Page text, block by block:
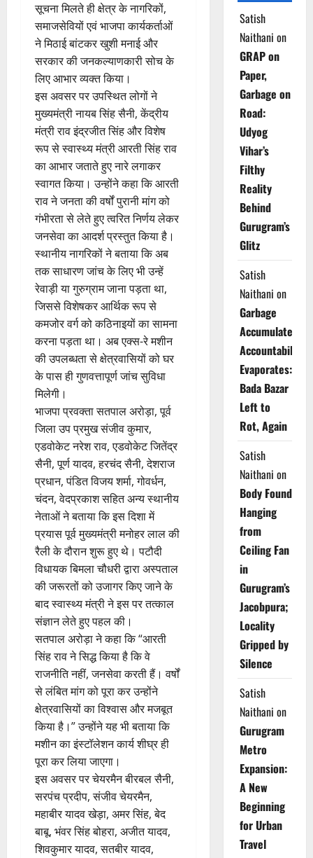
सूचना मिलते ही क्षेत्र के नागरिकों,
समाजसेवियों एवं भाजपा कार्यकर्ताओं
ने मिठाई बांटकर खुशी मनाई और
सरकार की जनकल्याणकारी सोच के
लिए आभार व्यक्त किया।
इस अवसर पर उपस्थित लोगों ने
मुख्यमंत्री नायब सिंह सैनी, केंद्रीय
मंत्री राव इंद्रजीत सिंह और विशेष
रूप से स्वास्थ्य मंत्री आरती सिंह राव
का आभार जताते हुए नारे लगाकर
स्वागत किया। उन्होंने कहा कि आरती
राव ने जनता की वर्षों पुरानी मांग को
गंभीरता से लेते हुए त्वरित निर्णय लेकर
जनसेवा का आदर्श प्रस्तुत किया है।
स्थानीय नागरिकों ने बताया कि अब
तक साधारण जांच के लिए भी उन्हें
रेवाड़ी या गुरुग्राम जाना पड़ता था,
जिससे विशेषकर आर्थिक रूप से
कमजोर वर्ग को कठिनाइयों का सामना
करना पड़ता था। अब एक्स-रे मशीन
की उपलब्धता से क्षेत्रवासियों को घर
के पास ही गुणवत्तापूर्ण जांच सुविधा
मिलेगी।
भाजपा प्रवक्ता सतपाल अरोड़ा, पूर्व
जिला उप प्रमुख संजीव कुमार,
एडवोकेट नरेश राव, एडवोकेट जितेंद्र
सैनी, पूर्ण यादव, हरचंद सैनी, देशराज
प्रधान, पंडित विजय शर्मा, गोवर्धन,
चंदन, वेदप्रकाश सहित अन्य स्थानीय
नेताओं ने बताया कि इस दिशा में
प्रयास पूर्व मुख्यमंत्री मनोहर लाल की
रैली के दौरान शुरू हुए थे। पटौदी
विधायक बिमला चौधरी द्वारा अस्पताल
की जरूरतों को उजागर किए जाने के
बाद स्वास्थ्य मंत्री ने इस पर तत्काल
संज्ञान लेते हुए पहल की।
सतपाल अरोड़ा ने कहा कि “आरती
सिंह राव ने सिद्ध किया है कि वे
राजनीति नहीं, जनसेवा करती हैं। वर्षों
से लंबित मांग को पूरा कर उन्होंने
क्षेत्रवासियों का विश्वास और मजबूत
किया है।” उन्होंने यह भी बताया कि
मशीन का इंस्टॉलेशन कार्य शीघ्र ही
पूरा कर लिया जाएगा।
इस अवसर पर चेयरमैन बीरबल सैनी,
सरपंच प्रदीप, संजीव चेयरमैन,
महाबीर यादव खेड़ा, अमर सिंह, बेद
बाबू, भंवर सिंह बोहरा, अजीत यादव,
शिवकुमार यादव, सतबीर यादव,
Satish
Naithani on
GRAP on
Paper,
Garbage on
Road:
Udyog
Vihar’s
Filthy
Reality
Behind
Gurugram’s
Glitz
Satish
Naithani on
Garbage
Accumulates,
Accountability
Evaporates:
Bada Bazar
Left to
Rot, Again
Satish
Naithani on
Body Found
Hanging
from
Ceiling Fan
in
Gurugram’s
Jacobpura;
Locality
Gripped by
Silence
Satish
Naithani on
Gurugram
Metro
Expansion:
A New
Beginning
for Urban
Travel